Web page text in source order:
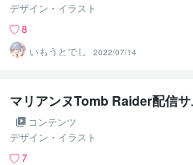
デザイン・イラスト
8
いもうとでし
2022/07/14
マリアンヌTomb Raider配信
コンテンツ
デザイン・イラスト
7